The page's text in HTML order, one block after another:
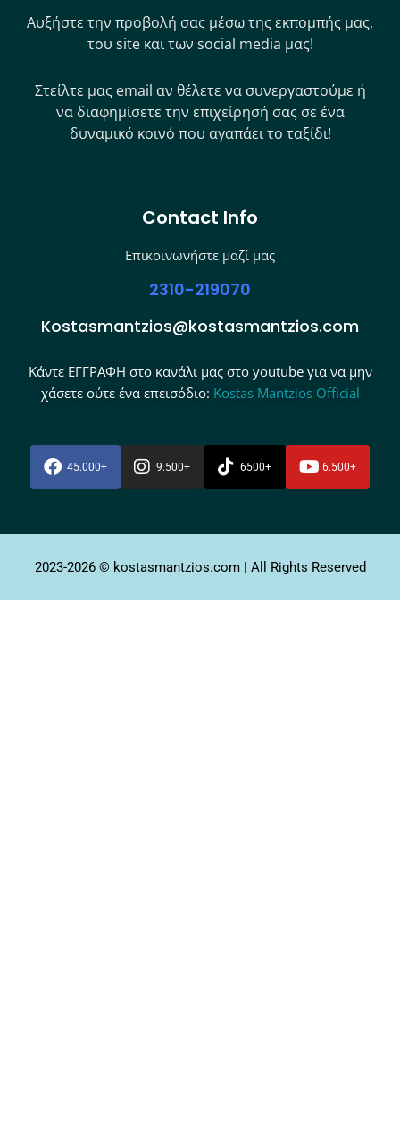
Αυξήστε την προβολή σας μέσω της εκπομπής μας,
του site και των social media μας!
Στείλτε μας email αν θέλετε να συνεργαστούμε ή
να διαφημίσετε την επιχείρησή σας σε ένα
δυναμικό κοινό που αγαπάει το ταξίδι!
Contact Info
Επικοινωνήστε μαζί μας
2310-219070
Kostasmantzios@kostasmantzios.com
Κάντε ΕΓΓΡΑΦΗ στο κανάλι μας στο youtube για να μην
χάσετε ούτε ένα επεισόδιο: Kostas Mantzios Official
45.000+ 9.500+ 6500+ 6.500+
2023-2026 © kostasmantzios.com | All Rights Reserved